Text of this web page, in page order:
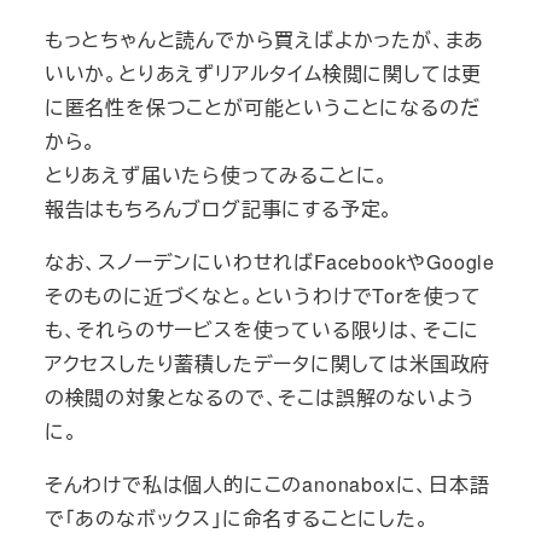
もっとちゃんと読んでから買えばよかったが、まあ
いいか。とりあえずリアルタイム検閲に関しては更
に匿名性を保つことが可能ということになるのだ
から。
とりあえず届いたら使ってみることに。
報告はもちろんブログ記事にする予定。
なお、スノーデンにいわせればFacebookやGoogle
そのものに近づくなと。というわけでTorを使って
も、それらのサービスを使っている限りは、そこに
アクセスしたり蓄積したデータに関しては米国政府
の検閲の対象となるので、そこは誤解のないよう
に。
そんわけで私は個人的にこのanonaboxに、日本語
で「あのなボックス」に命名することにした。